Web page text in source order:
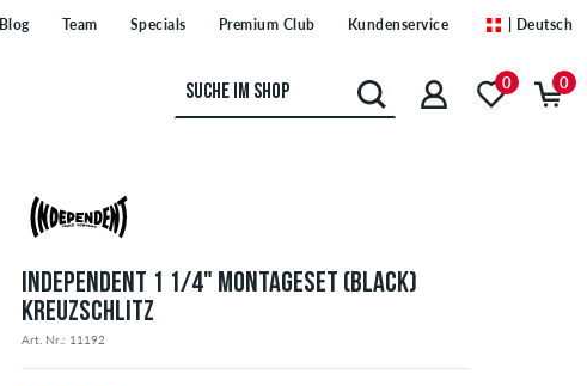
Blog Team Specials Premium Club Kundenservice | Deutsch
0 0
INDEPENDENT 1 1/4" MONTAGESET (BLACK)
KREUZSCHLITZ
Art. Nr.: 11192